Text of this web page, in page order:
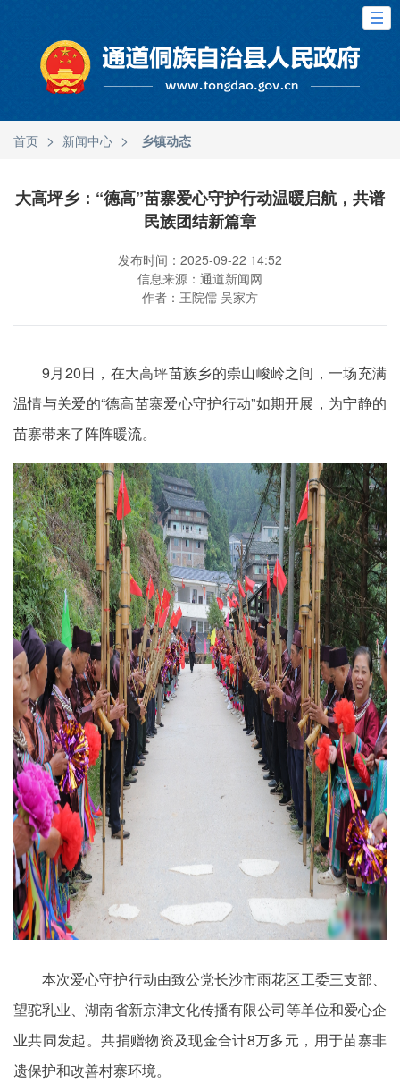
首页 > 新闻中心 > 乡镇动态
大高坪乡：“德高”苗寨爱心守护行动温暖启航，共谱
民族团结新篇章
发布时间：2025-09-22 14:52
信息来源：通道新闻网
作者：王院儒 吴家方
9月20日，在大高坪苗族乡的崇山峻岭之间，一场充满
温情与关爱的“德高苗寨爱心守护行动”如期开展，为宁静的
苗寨带来了阵阵暖流。
本次爱心守护行动由致公党长沙市雨花区工委三支部、
望驼乳业、湖南省新京津文化传播有限公司等单位和爱心企
业共同发起。共捐赠物资及现金合计8万多元，用于苗寨非
遗保护和改善村寨环境。